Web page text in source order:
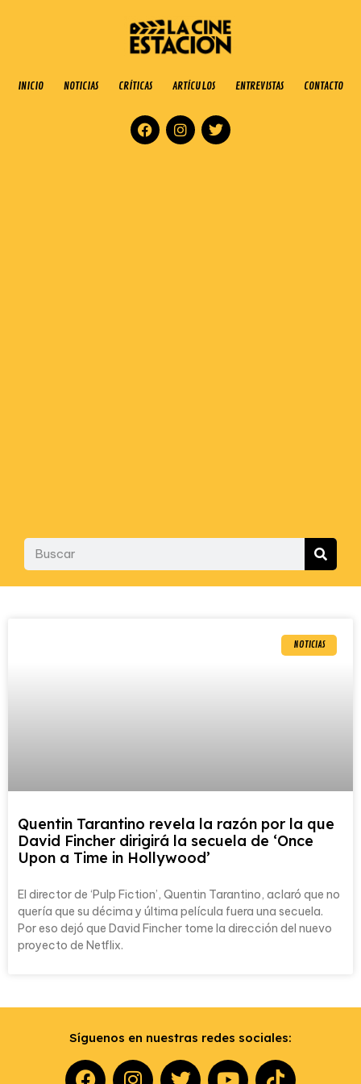
INICIO NOTICIAS CRÍTICAS ARTÍCULOS ENTREVISTAS CONTACTO
NOTICIAS
Quentin Tarantino revela la razón por la que
David Fincher dirigirá la secuela de ‘Once
Upon a Time in Hollywood’
El director de ‘Pulp Fiction’, Quentin Tarantino, aclaró que no
quería que su décima y última película fuera una secuela.
Por eso dejó que David Fincher tome la dirección del nuevo
proyecto de Netflix.
Síguenos en nuestras redes sociales: